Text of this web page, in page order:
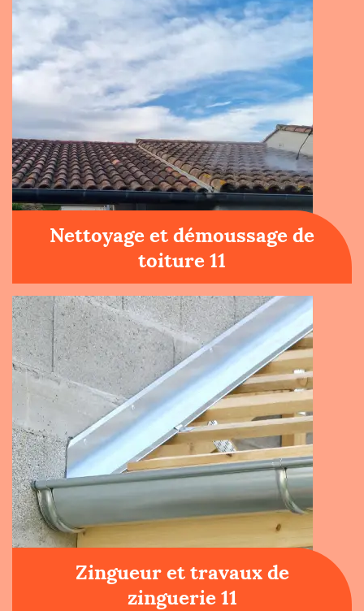
Nettoyage et démoussage de
toiture 11
Zingueur et travaux de
zinguerie 11